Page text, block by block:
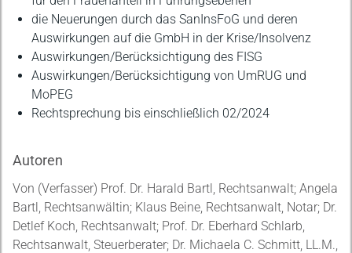
die Neuerungen durch das SanInsFoG und deren
Auswirkungen auf die GmbH in der Krise/Insolvenz
Auswirkungen/Berücksichtigung des FISG
Auswirkungen/Berücksichtigung von UmRUG und
MoPEG
Rechtsprechung bis einschließlich 02/2024
Autoren
Von (Verfasser) Prof. Dr. Harald Bartl, Rechtsanwalt; Angela
Bartl, Rechtsanwältin; Klaus Beine, Rechtsanwalt, Notar; Dr.
Detlef Koch, Rechtsanwalt; Prof. Dr. Eberhard Schlarb,
Rechtsanwalt, Steuerberater; Dr. Michaela C. Schmitt, LL.M.,